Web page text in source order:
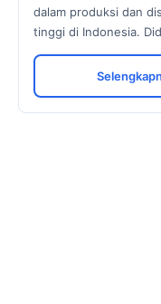
dalam produksi dan
tinggi di Indonesia.